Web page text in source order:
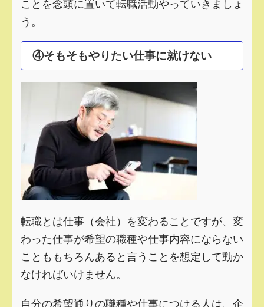
う。
④そもそもやりたい仕事に就けない
転職とは仕事（会社）を変わることですが、変
わった仕事が希望の職種や仕事内容にならない
ことももちろんあると言うことを想定して動か
なければいけません。
自分の希望通りの職種や仕事につける人は、企